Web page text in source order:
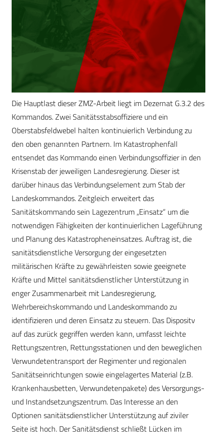
Die Hauptlast dieser ZMZ-Arbeit liegt im Dezernat G.3.2 des
Kommandos. Zwei Sanitätsstabsoffiziere und ein
Oberstabsfeldwebel halten kontinuierlich Verbindung zu
den oben genannten Partnern. Im Katastrophenfall
entsendet das Kommando einen Verbindungsoffizier in den
Krisenstab der jeweiligen Landesregierung. Dieser ist
darüber hinaus das Verbindungselement zum Stab der
Landeskommandos. Zeitgleich erweitert das
Sanitätskommando sein Lagezentrum „Einsatz“ um die
notwendigen Fähigkeiten der kontinuierlichen Lageführung
und Planung des Katastropheneinsatzes. Auftrag ist, die
sanitätsdienstliche Versorgung der eingesetzten
militärischen Kräfte zu gewährleisten sowie geeignete
Kräfte und Mittel sanitätsdienstlicher Unterstützung in
enger Zusammenarbeit mit Landesregierung,
Wehrbereichskommando und Landeskommando zu
identifizieren und deren Einsatz zu steuern. Das Dispositv
auf das zurück gegriffen werden kann, umfasst leichte
Rettungszentren, Rettungsstationen und den beweglichen
Verwundetentransport der Regimenter und regionalen
Sanitätseinrichtungen sowie eingelagertes Material (z.B.
Krankenhausbetten, Verwundetenpakete) des Versorgungs-
und Instandsetzungszentrum. Das Interesse an den
Optionen sanitätsdienstlicher Unterstützung auf ziviler
Seite ist hoch. Der Sanitätsdienst schließt Lücken im